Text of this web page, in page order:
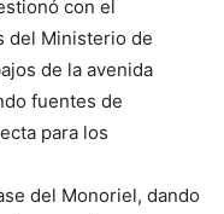
con el
del Ministerio de
de la avenida
fuentes de
para los
del Monoriel, dando